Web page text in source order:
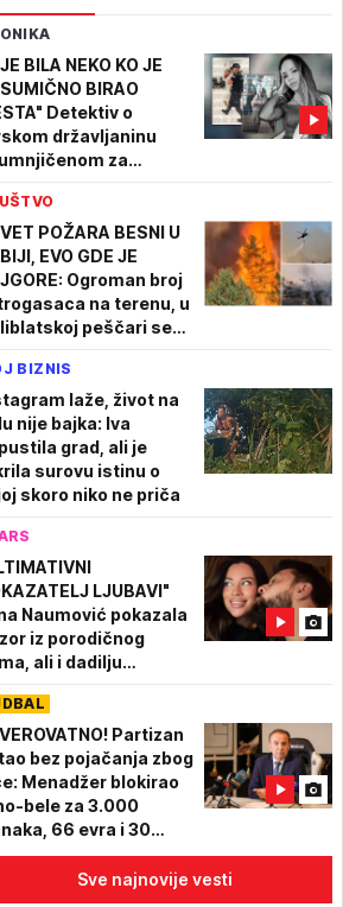
BILA NEKO KO JE
BIRAO
Detektiv o
državljaninu
za
je da se
kao umetnik"
POŽARA BESNI U
EVO GDE JE
Ogroman broj
na terenu, u
peščari se
BIZNIS
laže, život na
nije bajka: Iva
grad, ali je
surovu istinu o
skoro niko ne priča
LJUBAVI"
Naumović pokazala
iz porodičnog
ali i dadilju
(FOTO)
Partizan
bez pojačanja zbog
Menadžer blokirao
bele za 3.000
66 evra i 30
Sve najnovije vesti